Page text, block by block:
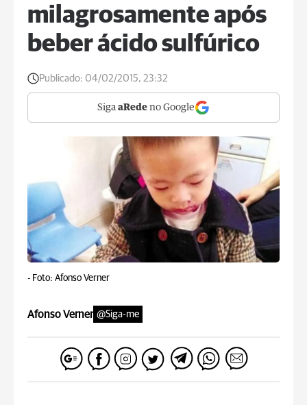
milagrosamente após
beber ácido sulfúrico
Publicado: 04/02/2015, 23:32
Siga aRede no Google
- Foto: Afonso Verner
Afonso Verner @Siga-me